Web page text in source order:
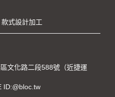
款式設計加工
文化路二段588號（近捷運
ID:@bloc.tw